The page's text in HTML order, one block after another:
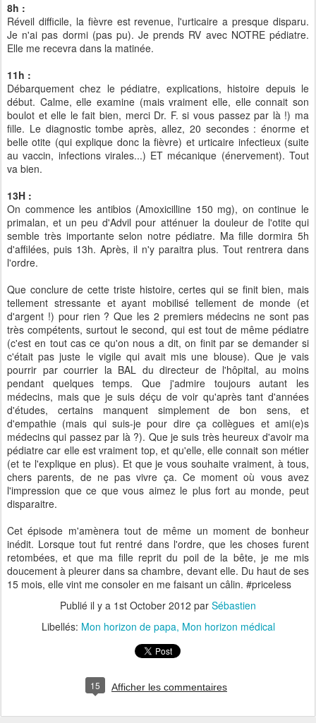
8h :
Réveil difficile, la fièvre est revenue, l'urticaire a presque disparu.
Je n'ai pas dormi (pas pu). Je prends RV avec NOTRE pédiatre.
Elle me recevra dans la matinée.
11h :
Débarquement chez le pédiatre, explications, histoire depuis le
début. Calme, elle examine (mais vraiment elle, elle connait son
boulot et elle le fait bien, merci Dr. F. si vous passez par là !) ma
fille. Le diagnostic tombe après, allez, 20 secondes : énorme et
belle otite (qui explique donc la fièvre) et urticaire infectieux (suite
au vaccin, infections virales...) ET mécanique (énervement). Tout
va bien.
13H :
On commence les antibios (Amoxicilline 150 mg), on continue le
primalan, et un peu d'Advil pour atténuer la douleur de l'otite qui
semble très importante selon notre pédiatre. Ma fille dormira 5h
d'affilées, puis 13h. Après, il n'y paraitra plus. Tout rentrera dans
l'ordre.
Que conclure de cette triste histoire, certes qui se finit bien, mais
tellement stressante et ayant mobilisé tellement de monde (et
d'argent !) pour rien ? Que les 2 premiers médecins ne sont pas
très compétents, surtout le second, qui est tout de même pédiatre
(c'est en tout cas ce qu'on nous a dit, on finit par se demander si
c'était pas juste le vigile qui avait mis une blouse). Que je vais
pourrir par courrier la BAL du directeur de l'hôpital, au moins
pendant quelques temps. Que j'admire toujours autant les
médecins, mais que je suis déçu de voir qu'après tant d'années
d'études, certains manquent simplement de bon sens, et
d'empathie (mais qui suis-je pour dire ça collègues et ami(e)s
médecins qui passez par là ?). Que je suis très heureux d'avoir ma
pédiatre car elle est vraiment top, et qu'elle, elle connait son métier
(et te l'explique en plus). Et que je vous souhaite vraiment, à tous,
chers parents, de ne pas vivre ça. Ce moment où vous avez
l'impression que ce que vous aimez le plus fort au monde, peut
disparaitre.
Cet épisode m'amènera tout de même un moment de bonheur
inédit. Lorsque tout fut rentré dans l'ordre, que les choses furent
retombées, et que ma fille reprit du poil de la bête, je me mis
doucement à pleurer dans sa chambre, devant elle. Du haut de ses
15 mois, elle vint me consoler en me faisant un câlin. #priceless
Publié il y a 1st October 2012 par Sébastien
Libellés: Mon horizon de papa Mon horizon médical
15 Afficher les commentaires